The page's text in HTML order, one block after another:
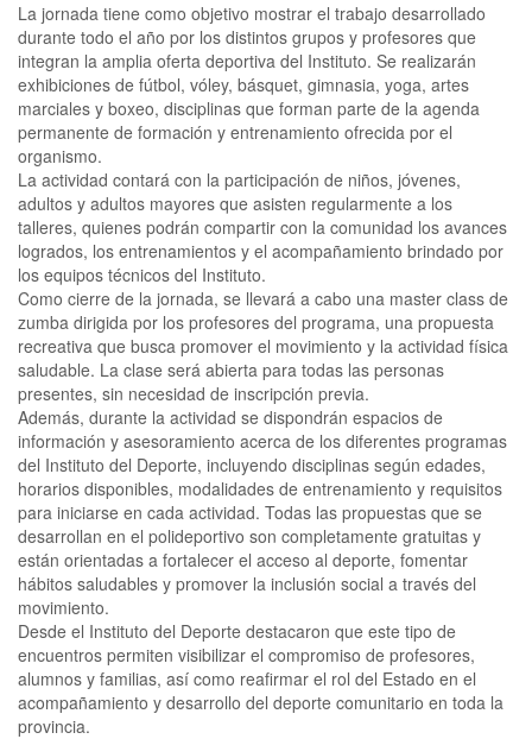
La jornada tiene como objetivo mostrar el trabajo desarrollado
durante todo el año por los distintos grupos y profesores que
integran la amplia oferta deportiva del Instituto. Se realizarán
exhibiciones de fútbol, vóley, básquet, gimnasia, yoga, artes
marciales y boxeo, disciplinas que forman parte de la agenda
permanente de formación y entrenamiento ofrecida por el
organismo.
La actividad contará con la participación de niños, jóvenes,
adultos y adultos mayores que asisten regularmente a los
talleres, quienes podrán compartir con la comunidad los avances
logrados, los entrenamientos y el acompañamiento brindado por
los equipos técnicos del Instituto.
Como cierre de la jornada, se llevará a cabo una master class de
zumba dirigida por los profesores del programa, una propuesta
recreativa que busca promover el movimiento y la actividad física
saludable. La clase será abierta para todas las personas
presentes, sin necesidad de inscripción previa.
Además, durante la actividad se dispondrán espacios de
información y asesoramiento acerca de los diferentes programas
del Instituto del Deporte, incluyendo disciplinas según edades,
horarios disponibles, modalidades de entrenamiento y requisitos
para iniciarse en cada actividad. Todas las propuestas que se
desarrollan en el polideportivo son completamente gratuitas y
están orientadas a fortalecer el acceso al deporte, fomentar
hábitos saludables y promover la inclusión social a través del
movimiento.
Desde el Instituto del Deporte destacaron que este tipo de
encuentros permiten visibilizar el compromiso de profesores,
alumnos y familias, así como reafirmar el rol del Estado en el
acompañamiento y desarrollo del deporte comunitario en toda la
provincia.